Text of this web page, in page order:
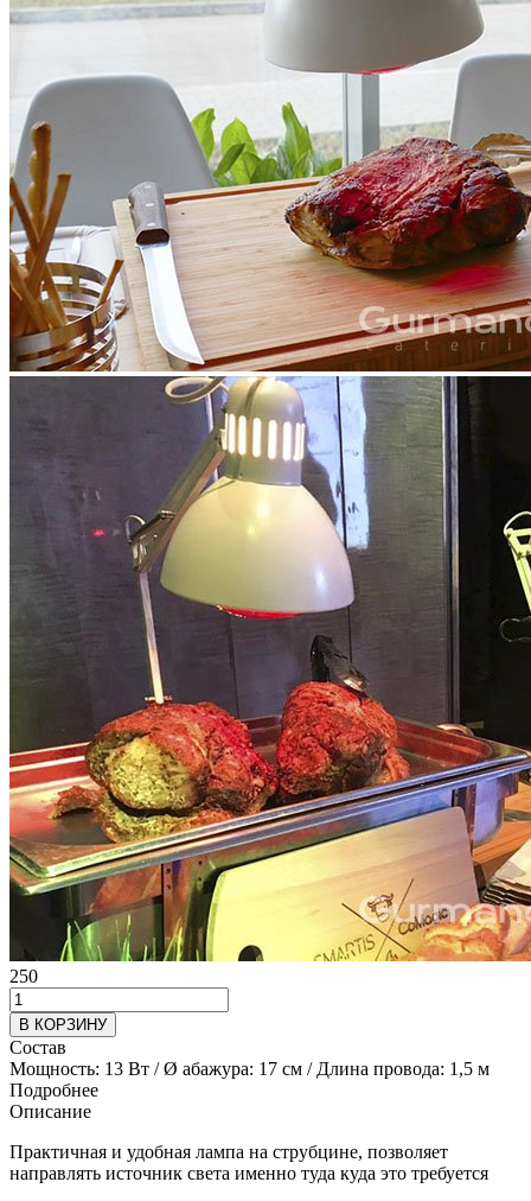
250
В КОРЗИНУ
Состав
Мощность: 13 Вт / Ø абажура: 17 см / Длина провода: 1,5 м
Подробнее
Описание
Практичная и удобная лампа на струбцине, позволяет
направлять источник света именно туда куда это требуется